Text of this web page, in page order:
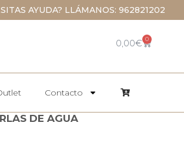
AYUDA? LLÁMANOS: 962821202
0,00€ 0
Contacto
DE AGUA